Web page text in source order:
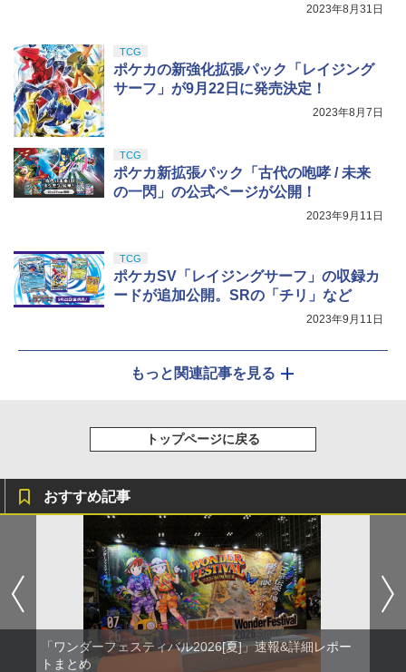
ックス フィギュア ガチャガチャ コレク
￥1,650
2023年8月31日
TCG
ポケカの新強化拡張パック「レイジング
サーフ」が9月22日に発売決定！
2023年8月7日
TCG
ポケカ新拡張パック「古代の咆哮 / 未来
の一閃」の公式ページが公開！
2023年9月11日
TCG
ポケカSV「レイジングサーフ」の収録カ
ードが追加公開。SRの「チリ」など
2023年9月11日
もっと関連記事を見る
トップページに戻る
おすすめ記事
「ワンダーフェスティバル2026[夏]」速報&詳細レポー
トまとめ